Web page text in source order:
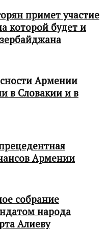
примет участие
которой будет и
Армении
в Словакии и в
Армении
собрание
народа
Алиеву